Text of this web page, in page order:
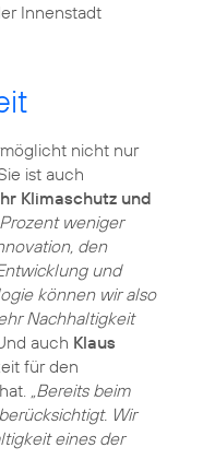
Innenstadt
nicht nur
ist auch
Klimaschutz und
weniger
den
und
können wir also
Nachhaltigkeit
auch Klaus
für den
„Bereits beim
Wir
eines der